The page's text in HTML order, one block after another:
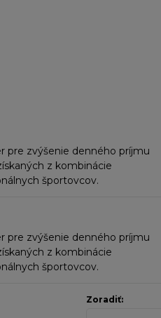
pre zvýšenie denného príjmu
z kombinácie
športovcov.
pre zvýšenie denného príjmu
z kombinácie
športovcov.
Zoradiť: